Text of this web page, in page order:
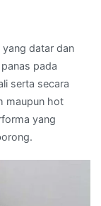
datar dan
pada
serta secara
maupun hot
yang